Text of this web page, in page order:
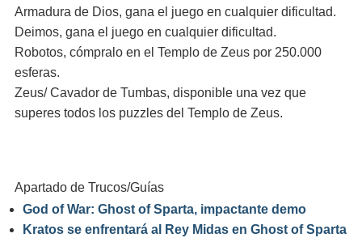
Armadura de Dios, gana el juego en cualquier dificultad.
Deimos, gana el juego en cualquier dificultad.
Robotos, cómpralo en el Templo de Zeus por 250.000
esferas.
Zeus/ Cavador de Tumbas, disponible una vez que
superes todos los puzzles del Templo de Zeus.
Apartado de Trucos/Guías
God of War: Ghost of Sparta, impactante demo
Kratos se enfrentará al Rey Midas en Ghost of Sparta